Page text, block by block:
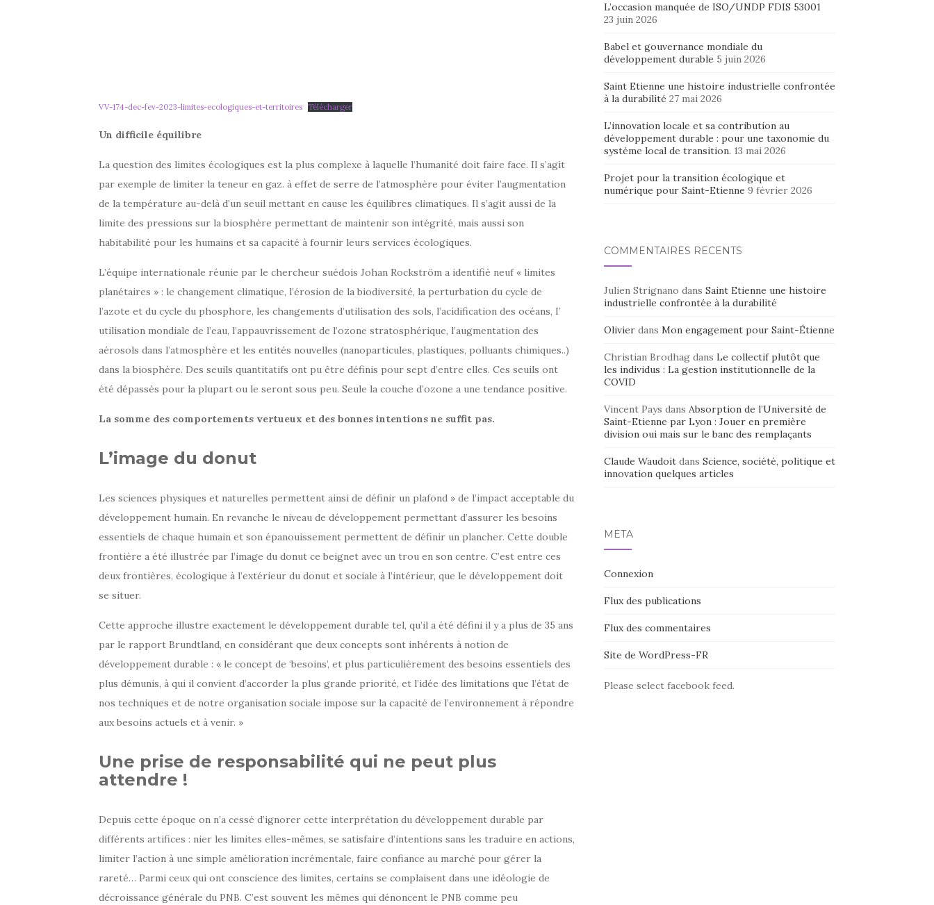
VV-174-dec-fev-2023-limites-ecologiques-et-territoires Télécharger
Un difficile équilibre
La question des limites écologiques est la plus complexe à laquelle l’humanité doit faire face. Il s’agit
par exemple de limiter la teneur en gaz. à effet de serre de l’atmosphère pour éviter l’augmentation
de la température au-delà d’un seuil mettant en cause les équilibres climatiques. Il s’agit aussi de la
limite des pressions sur la biosphère permettant de maintenir son intégrité, mais aussi son
habitabilité pour les humains et sa capacité à fournir leurs services écologiques.
L’équipe internationale réunie par le chercheur suédois Johan Rockström a identifié neuf « limites
planétaires » : le changement climatique, l’érosion de la biodiversité, la perturbation du cycle de
l’azote et du cycle du phosphore, les changements d’utilisation des sols, l’acidification des océans, I’
utilisation mondiale de l’eau, l’appauvrissement de l’ozone stratosphérique, l’augmentation des
aérosols dans l’atmosphère et les entités nouvelles (nanoparticules, plastiques, polluants chimiques..)
dans la biosphère. Des seuils quantitatifs ont pu être définis pour sept d’entre elles. Ces seuils ont
été dépassés pour la plupart ou le seront sous peu. Seule la couche d’ozone a une tendance positive.
La somme des comportements vertueux et des bonnes intentions ne suffit pas.
L’image du donut
Les sciences physiques et naturelles permettent ainsi de définir un plafond » de l’impact acceptable du
développement humain. En revanche le niveau de développement permettant d’assurer les besoins
essentiels de chaque humain et son épanouissement permettent de définir un plancher. Cette double
frontière a été illustrée par l’image du donut ce beignet avec un trou en son centre. C’est entre ces
deux frontières, écologique à l’extérieur du donut et sociale à l’intérieur, que le développement doit
se situer.
Cette approche illustre exactement le développement durable tel, qu’il a été défini il y a plus de 35 ans
par le rapport Brundtland, en considérant que deux concepts sont inhérents à notion de
développement durable : « le concept de ‘besoins’, et plus particulièrement des besoins essentiels des
plus démunis, à qui il convient d’accorder la plus grande priorité, et l’idée des limitations que l’état de
nos techniques et de notre organisation sociale impose sur la capacité de l’environnement à répondre
aux besoins actuels et à venir. »
Une prise de responsabilité qui ne peut plus
attendre !
Depuis cette époque on n’a cessé d’ignorer cette interprétation du développement durable par
différents artifices : nier les limites elles-mêmes, se satisfaire d’intentions sans les traduire en actions,
limiter l’action à une simple amélioration incrémentale, faire confiance au marché pour gérer la
rareté… Parmi ceux qui ont conscience des limites, certains se complaisent dans une idéologie de
décroissance générale du PNB. C’est souvent les mêmes qui dénoncent le PNB comme peu
L’occasion manquée de ISO/UNDP FDIS 53001
23 juin 2026
Babel et gouvernance mondiale du
développement durable 5 juin 2026
Saint Etienne une histoire industrielle confrontée
à la durabilité 27 mai 2026
L’innovation locale et sa contribution au
développement durable : pour une taxonomie du
système local de transition. 13 mai 2026
Projet pour la transition écologique et
numérique pour Saint-Etienne 9 février 2026
COMMENTAIRES RÉCENTS
Julien Strignano dans Saint Etienne une histoire
industrielle confrontée à la durabilité
Olivierdans Mon engagement pour Saint-Étienne
Christian Brodhagdans Le collectif plutôt que
les individus : La gestion institutionnelle de la
COVID
Vincent Pays dans Absorption de l’Université de
Saint-Etienne par Lyon : Jouer en première
division oui mais sur le banc des remplaçants
Claude Waudoitdans Science, société, politique et
innovation quelques articles
MÉTA
Connexion
Flux des publications
Flux des commentaires
Site de WordPress-FR
Please select facebook feed.